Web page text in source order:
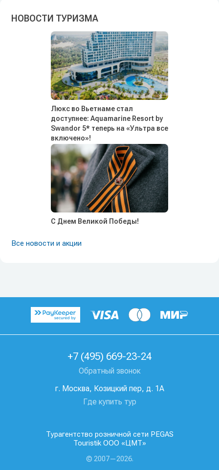
НОВОСТИ ТУРИЗМА
Люкс во Вьетнаме стал
доступнее: Aquamarine Resort by
Swandor 5* теперь на «Ультра все
включено»!
С Днем Великой Победы!
Все новости и акции
Турагентство розничной сети PEGAS
Touristik ООО «ЦМТ»
© 2007—2026.
+7 (495) 669-23-24
Обратный звонок
г. Москва, Козицкий пер, д. 1А
Где купить тур